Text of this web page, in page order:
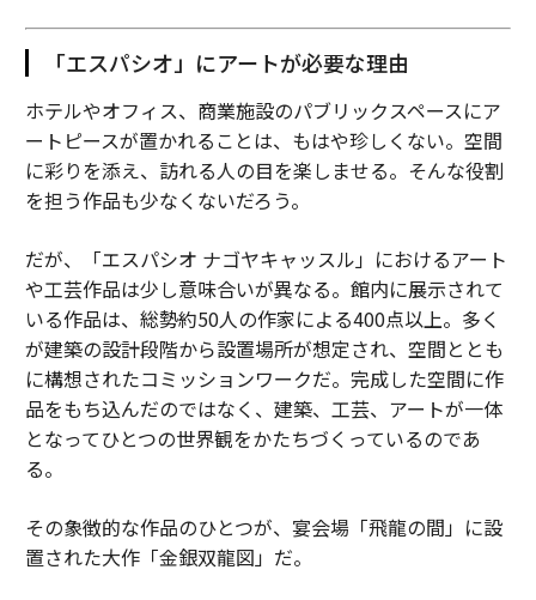
「エスパシオ」にアートが必要な理由
ホテルやオフィス、商業施設のパブリックスペースにア
ートピースが置かれることは、もはや珍しくない。空間
に彩りを添え、訪れる人の目を楽しませる。そんな役割
を担う作品も少なくないだろう。
だが、「エスパシオ ナゴヤキャッスル」におけるアート
や工芸作品は少し意味合いが異なる。館内に展示されて
いる作品は、総勢約50人の作家による400点以上。多く
が建築の設計段階から設置場所が想定され、空間ととも
に構想されたコミッションワークだ。完成した空間に作
品をもち込んだのではなく、建築、工芸、アートが一体
となってひとつの世界観をかたちづくっているのであ
る。
その象徴的な作品のひとつが、宴会場「飛龍の間」に設
置された大作「金銀双龍図」だ。